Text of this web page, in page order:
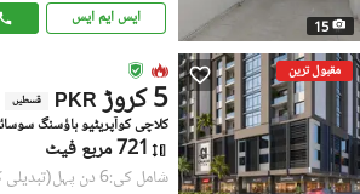
15 ایس ایم ایس
مقبول ترین
PKR 5 کروڑ قسطیں
کلاچی کوآپریٹیو ہاؤسنگ
721 مربع فیٹ
شامل کی:6 دن پہل (تبدیلی کی